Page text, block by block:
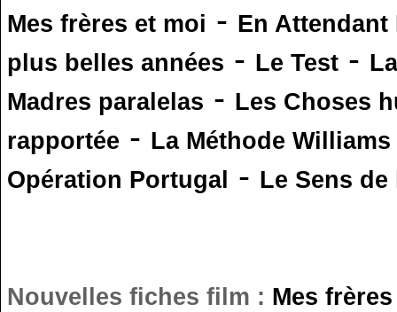
Mes frères et moi - En
plus belles années - Le Test -
Madres paralelas - Les Choses
rapportée - La Méthode Williams
Opération Portugal - Le Sens
Nouvelles fiches film : Mes